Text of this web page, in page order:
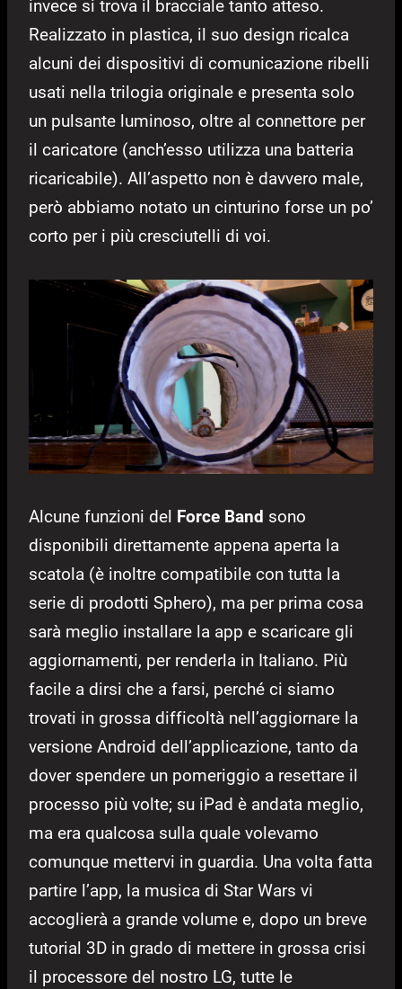
invece si trova il bracciale tanto atteso.
Realizzato in plastica, il suo design ricalca
alcuni dei dispositivi di comunicazione ribelli
usati nella trilogia originale e presenta solo
un pulsante luminoso, oltre al connettore per
il caricatore (anch’esso utilizza una batteria
ricaricabile). All’aspetto non è davvero male,
però abbiamo notato un cinturino forse un po’
corto per i più cresciutelli di voi.
Alcune funzioni del Force Band sono
disponibili direttamente appena aperta la
scatola (è inoltre compatibile con tutta la
serie di prodotti Sphero), ma per prima cosa
sarà meglio installare la app e scaricare gli
aggiornamenti, per renderla in Italiano. Più
facile a dirsi che a farsi, perché ci siamo
trovati in grossa difficoltà nell’aggiornare la
versione Android dell’applicazione, tanto da
dover spendere un pomeriggio a resettare il
processo più volte; su iPad è andata meglio,
ma era qualcosa sulla quale volevamo
comunque mettervi in guardia. Una volta fatta
partire l’app, la musica di Star Wars vi
accoglierà a grande volume e, dopo un breve
tutorial 3D in grado di mettere in grossa crisi
il processore del nostro LG, tutte le